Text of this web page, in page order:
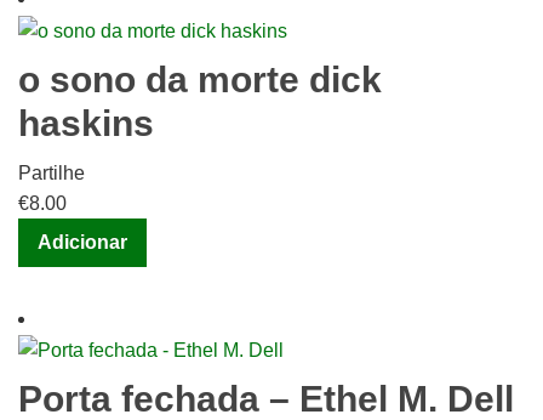
o sono da morte dick
haskins
Partilhe
€8.00
Adicionar
Porta fechada – Ethel M. Dell